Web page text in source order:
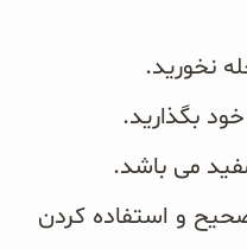
نخورید.
بگذارید.
می باشد.
و استفاده کردن